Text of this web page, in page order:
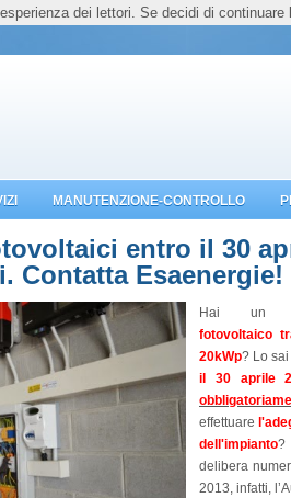
MANUTENZIONE-CONTROLLO
entro il 30
Contatta Esaenergie!
Hai un
fotovoltaico
20kWp? Lo sai
il 30 aprile
effettuare
dell'impianto?
delibera
2013, infatti,
dei lettori. Se decidi di